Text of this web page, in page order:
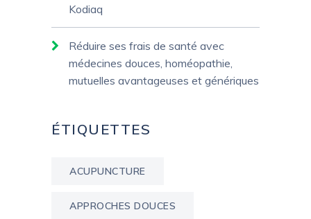
Kodiaq
Réduire ses frais de santé avec
médecines douces, homéopathie,
mutuelles avantageuses et génériques
ÉTIQUETTES
ACUPUNCTURE
APPROCHES DOUCES